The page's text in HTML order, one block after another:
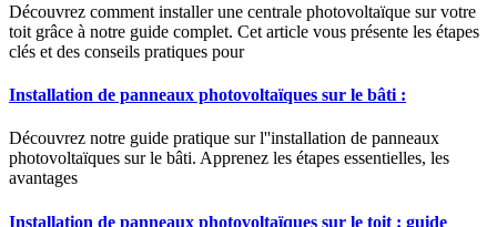
Découvrez comment installer une centrale photovoltaïque sur votre
toit grâce à notre guide complet. Cet article vous présente les étapes
clés et des conseils pratiques pour
Installation de panneaux photovoltaïques sur le bâti :
Découvrez notre guide pratique sur l''installation de panneaux
photovoltaïques sur le bâti. Apprenez les étapes essentielles, les
avantages
Installation de panneaux photovoltaïques sur le toit : guide